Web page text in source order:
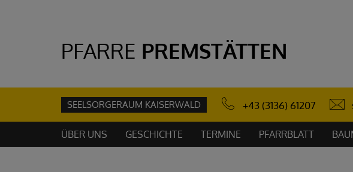
PFARRE PREMSTÄTTEN
SEELSORGERAUM KAISERWALD +43 (3136) 61207
ÜBER UNS GESCHICHTE TERMINE PFARRBLATT